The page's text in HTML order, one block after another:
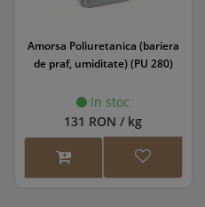
Amorsa Poliuretanica (bariera
de praf, umiditate) (PU 280)
In stoc
131 RON / kg